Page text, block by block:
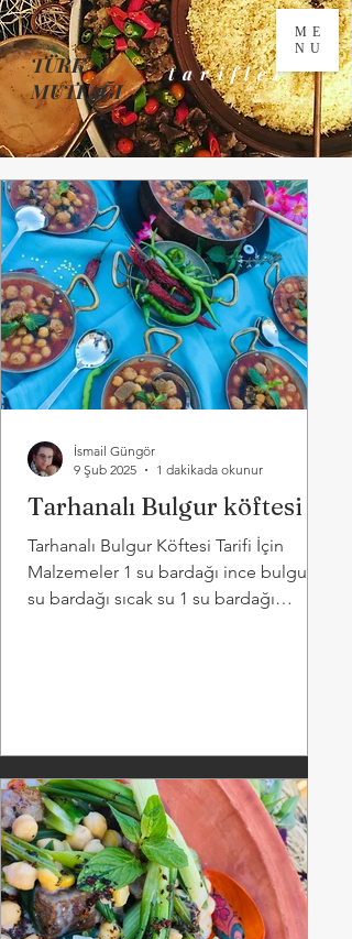
ME
NU
tarifler
TÜRK
MUTFAĞI
Tarhanalı Bulgur köftesi
Tarhanalı Bulgur Köftesi Tarifi İçin
Malzemeler 1 su bardağı ince bulgur 1
su bardağı sıcak su 1 su bardağı
İsmail Güngör
9 Şub 2025
1 dakikada okunur